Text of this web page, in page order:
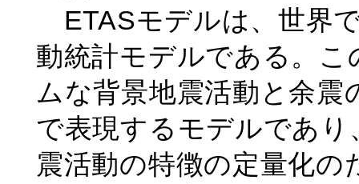
ETASモデルは、世界
動統計モデルである。
ムな背景地震活動と余震
で表現するモデルであ
震活動の特徴の定量化